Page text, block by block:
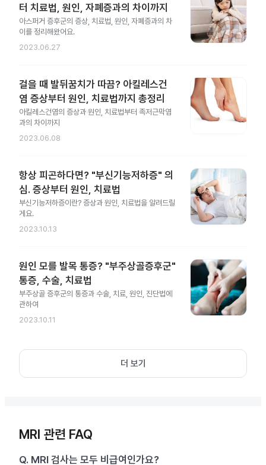
터 치료법, 원인, 자폐증과의 차이까지
아스퍼거 증후군의 증상, 치료법, 원인, 자폐증과의 차
이를 정리해왔어요.
2023.06.27
걸을 때 발뒤꿈치가 따끔? 아킬레스건
염 증상부터 원인, 치료법까지 총정리
아킬레스건염의 증상과 원인, 치료법부터 족저근막염
과의 차이까지
2023.06.08
항상 피곤하다면? "부신기능저하증" 의
심. 증상부터 원인, 치료법
부신기능저하증이란? 증상과 원인, 치료법을 알려드릴
게요.
2023.10.13
원인 모를 발목 통증? "부주상골증후군"
통증, 수술, 치료법
부주상골 증후군의 통증과 수술, 치료, 원인, 진단법에
관하여
2023.10.11
더 보기
MRI 관련 FAQ
Q. MRI 검사는 모두 비급여인가요?